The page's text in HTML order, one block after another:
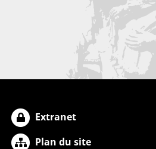
Extranet
Plan du site